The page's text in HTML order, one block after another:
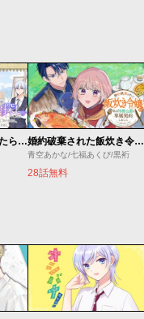
聖女様をお探しでしたら妹で間違いありません。さあどうぞお連れください、今すぐ。 婚約破棄された飯炊き令嬢の私は冷酷公爵と専属契約しました～ですが胃袋を掴んだ結果、冷たかった公爵様がどんどん優しくなっています～
青空あかな/七福あくび/黒裄
28話無料